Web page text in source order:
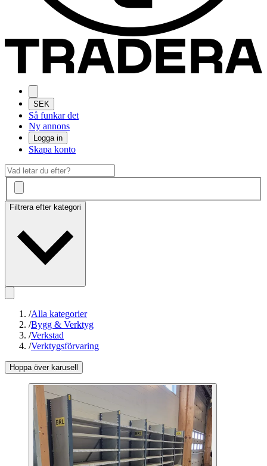
SEK
Så funkar det
Ny annons
Logga in
Skapa konto
Filtrera efter kategori
/Alla kategorier
/Bygg & Verktyg
/Verkstad
/Verktygsförvaring
Hoppa över karusell